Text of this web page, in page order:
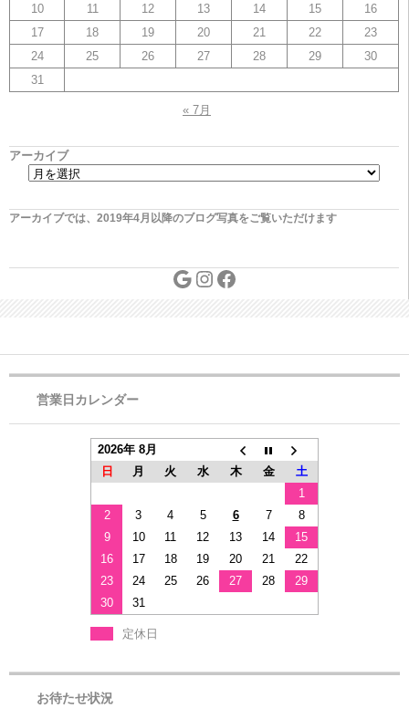
10
11 12 13 14 15
16
17
18 19 20 21 22
23
24
25 26 27 28 29
30
31
« 7月
アーカイブ
アーカイブでは、2019年4月以降のブログ写真をご覧いただけます
営業日カレンダー
2026年 8月
日
月 火 水 木 金
土
1
2
3 4 5 6 7
8
9
10 11 12 13 14
15
16
17 18 19 20 21
22
23
24 25 26 27 28
29
30
31
定休日
お待たせ状況